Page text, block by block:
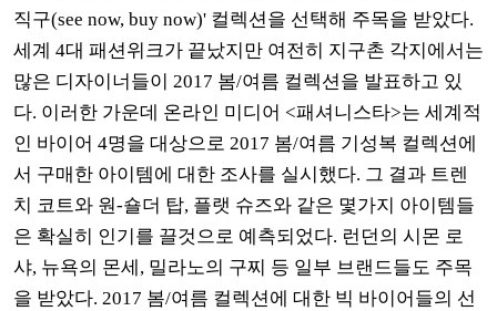
직구(see now, buy now)' 컬렉션을 선택해 주목을 받았다.
세계 4대 패션위크가 끝났지만 여전히 지구촌 각지에서는
많은 디자이너들이 2017 봄/여름 컬렉션을 발표하고 있
다. 이러한 가운데 온라인 미디어 <패셔니스타>는 세계적
인 바이어 4명을 대상으로 2017 봄/여름 기성복 컬렉션에
서 구매한 아이템에 대한 조사를 실시했다. 그 결과 트렌
치 코트와 원-숄더 탑, 플랫 슈즈와 같은 몇가지 아이템들
은 확실히 인기를 끌것으로 예측되었다. 런던의 시몬 로
샤, 뉴욕의 몬세, 밀라노의 구찌 등 일부 브랜드들도 주목
을 받았다. 2017 봄/여름 컬렉션에 대한 빅 바이어들의 선